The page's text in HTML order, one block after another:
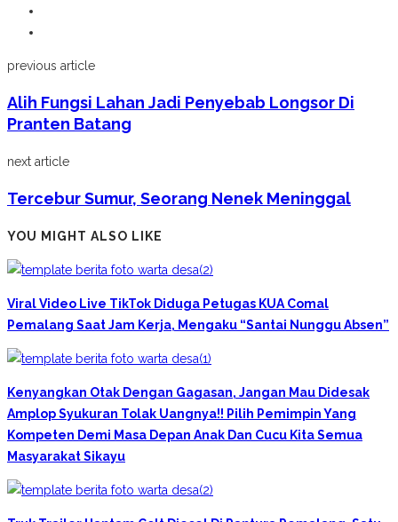
previous article
Alih Fungsi Lahan Jadi Penyebab Longsor Di
Pranten Batang
next article
Tercebur Sumur, Seorang Nenek Meninggal
YOU MIGHT ALSO LIKE
Viral Video Live TikTok Diduga Petugas KUA Comal
Pemalang Saat Jam Kerja, Mengaku “Santai Nunggu Absen”
Kenyangkan Otak Dengan Gagasan, Jangan Mau Didesak
Amplop Syukuran Tolak Uangnya!! Pilih Pemimpin Yang
Kompeten Demi Masa Depan Anak Dan Cucu Kita Semua
Masyarakat Sikayu